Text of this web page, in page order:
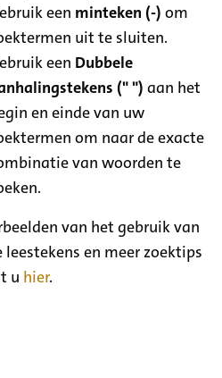
een minteken (-) om
uit te sluiten.
een Dubbele
(" ") aan het
en einde van uw
om naar de exacte
van woorden te
van het gebruik van
leestekens en meer zoektips
u hier.